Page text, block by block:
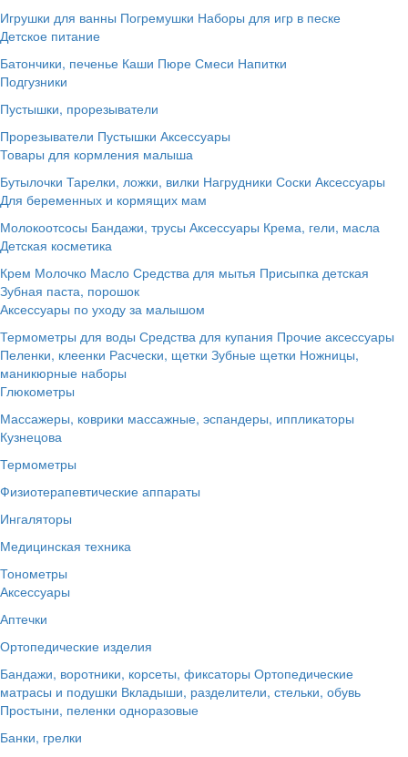
Игрушки для ванны Погремушки Наборы для игр в песке
Детское питание
Батончики, печенье Каши Пюре Смеси Напитки
Подгузники
Пустышки, прорезыватели
Прорезыватели Пустышки Аксессуары
Товары для кормления малыша
Бутылочки Тарелки, ложки, вилки Нагрудники Соски Аксессуары
Для беременных и кормящих мам
Молокоотсосы Бандажи, трусы Аксессуары Крема, гели, масла
Детская косметика
Крем Молочко Масло Средства для мытья Присыпка детская
Зубная паста, порошок
Аксессуары по уходу за малышом
Термометры для воды Средства для купания Прочие аксессуары
Пеленки, клеенки Расчески, щетки Зубные щетки Ножницы,
маникюрные наборы
Глюкометры
Массажеры, коврики массажные, эспандеры, иппликаторы
Кузнецова
Термометры
Физиотерапевтические аппараты
Ингаляторы
Медицинская техника
Тонометры
Аксессуары
Аптечки
Ортопедические изделия
Бандажи, воротники, корсеты, фиксаторы Ортопедические
матрасы и подушки Вкладыши, разделители, стельки, обувь
Простыни, пеленки одноразовые
Банки, грелки